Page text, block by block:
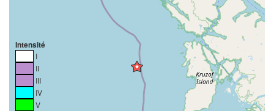
Intensité
I
II
III
IV
V